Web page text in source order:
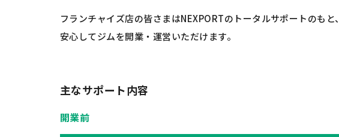
フランチャイズ店の皆さまはNEXPORTのトータルサポートのもと、
安心してジムを開業・運営いただけます。
主なサポート内容
開業前